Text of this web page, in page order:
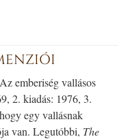
emberiség vallásos
2. kiadás: 1976, 3.
egy vallásnak
van. Legutóbbi, The